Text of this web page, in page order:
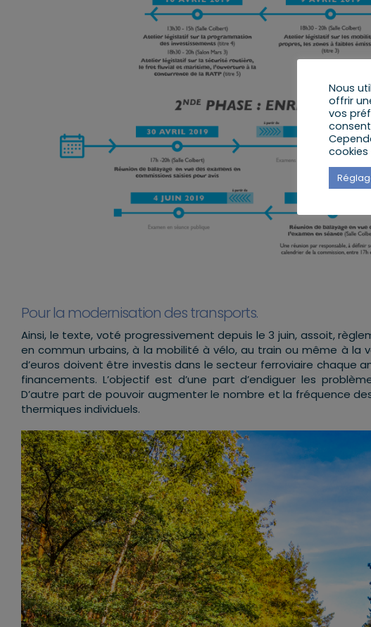
Pour la modernisation des transports.
Ainsi, le texte, voté progressivement depuis le 3 juin, assoit,
en commun urbains, à la mobilité à vélo, au train ou même à la
d’euros doivent être investis dans le secteur ferroviaire chaque
financements. L’objectif est d’une part d’endiguer les
D’autre part de pouvoir augmenter le nombre et la fréquence
thermiques individuels.
Nous
offrir
vos